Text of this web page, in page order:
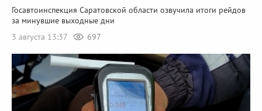
Госавтоинспекция Саратовской области озвучила итоги рейдов
за минувшие выходные дни
3 августа 13:37
697